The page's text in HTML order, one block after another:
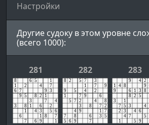
Настройки
Другие судоку в этом уровне
(всего 1000):
281 282 283